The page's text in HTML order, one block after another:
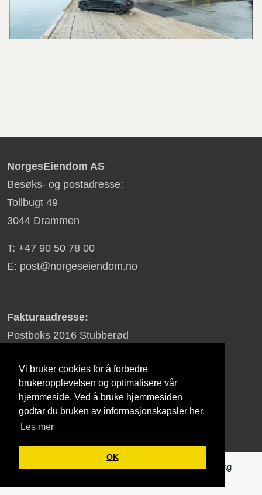
Vi bruker cookies for å forbedre
brukeropplevelsen og optimalisere vår
hjemmeside. Ved å bruke hjemmesiden
godtar du bruken av informasjonskapsler her.
Les mer
OK
NorgesEiendom AS
Besøks- og postadresse:
Tollbugt 49
3044 Drammen
T: +47 90 50 78 00
E: post@norgeseiendom.no
Fakturaadresse:
Postboks 2016 Stubberød
Ard Group
© 2026 - NorgesEiendom | All Rights Reserved | Lag